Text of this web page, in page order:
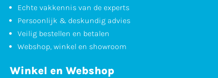
Echte vakkennis van de experts
Persoonlijk & deskundig advies
Veilig bestellen en betalen
Webshop, winkel en showroom
Winkel en Webshop